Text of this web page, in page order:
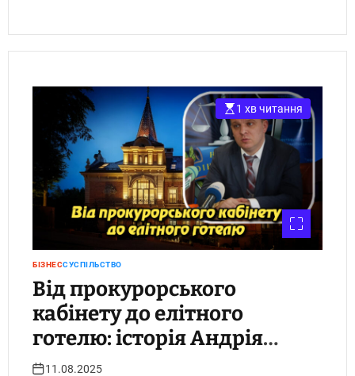
1 хв читання
БІЗНЕССУСПІЛЬСТВО
Від прокурорського
кабінету до елітного
готелю: історія Андрія
Манькута. Укрінфопрес.
11.08.2025